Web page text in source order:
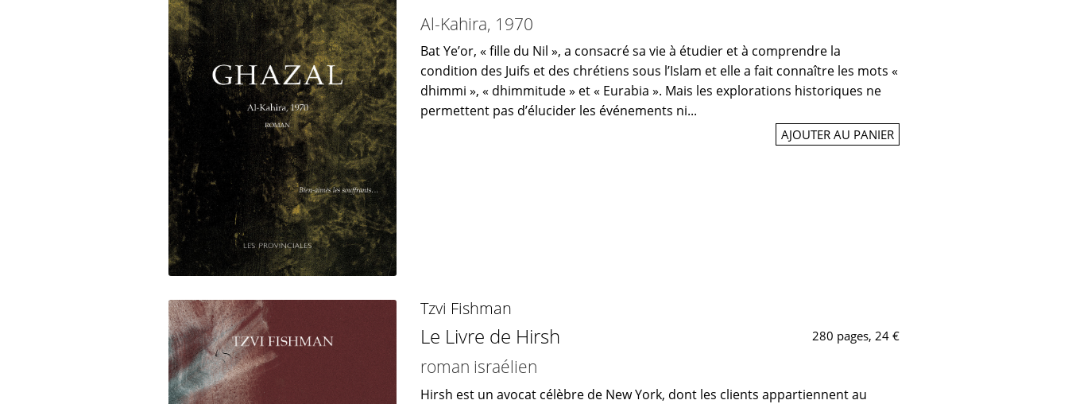
Al-Kahira, 1970
Bat Ye’or, « fille du Nil », a consacré sa vie à étudier et à comprendre la
condition des Juifs et des chrétiens sous l’Islam et elle a fait connaître les mots «
dhimmi », « dhimmitude » et « Eurabia ». Mais les explorations historiques ne
permettent pas d’élucider les événements ni...
AJOUTER AU PANIER
Tzvi Fishman
Le Livre de Hirsh 280 pages, 24 €
roman israélien
Hirsh est un avocat célèbre de New York, dont les clients appartiennent au